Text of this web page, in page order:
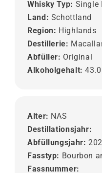
Whisky Typ: Single
Land: Schottland
Region: Highlands
Destillerie:
Abfüller: Original
Alkoholgehalt:43.0
Alter: NAS
Destillationsjahr:
Abfüllungsjahr:
Fasstyp: Bourbon
Fassnummer: